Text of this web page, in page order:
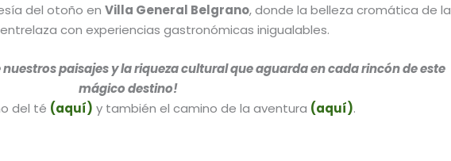
del otoño en Villa General Belgrano, donde la belleza cromática de la
con experiencias gastronómicas inigualables.
paisajes y la riqueza cultural que aguarda en cada rincón de este
mágico destino!
del té (aquí) y también el camino de la aventura (aquí).